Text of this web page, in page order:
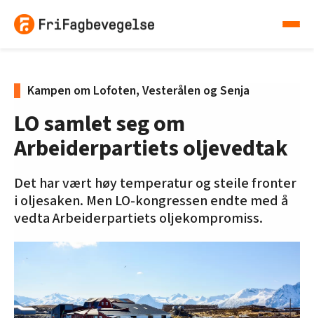
Kampen om Lofoten, Vesterålen og Senja
LO samlet seg om
Arbeiderpartiets oljevedtak
Det har vært høy temperatur og steile fronter
i oljesaken. Men LO-kongressen endte med å
vedta Arbeiderpartiets oljekompromiss.